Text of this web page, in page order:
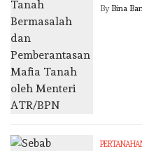
By Bina